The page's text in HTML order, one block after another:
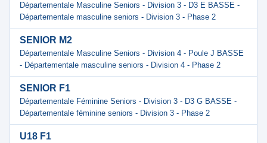
Départementale Masculine Seniors - Division 3 - D3 E BASSE -
Départementale masculine seniors - Division 3 - Phase 2
SENIOR M2
Départementale Masculine Seniors - Division 4 - Poule J BASSE
- Départementale masculine seniors - Division 4 - Phase 2
SENIOR F1
Départementale Féminine Seniors - Division 3 - D3 G BASSE -
Départementale féminine seniors - Division 3 - Phase 2
U18 F1